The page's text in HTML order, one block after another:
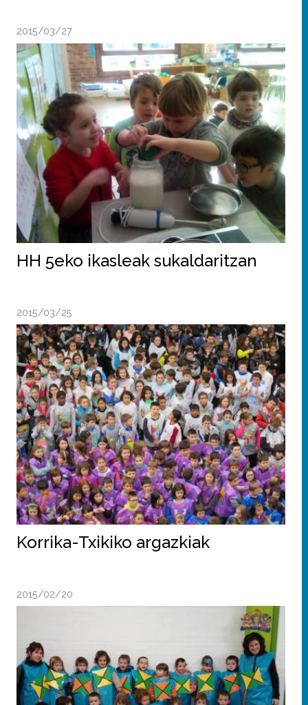
2015/03/27
HH 5eko ikasleak sukaldaritzan
2015/03/25
Korrika-Txikiko argazkiak
2015/02/20